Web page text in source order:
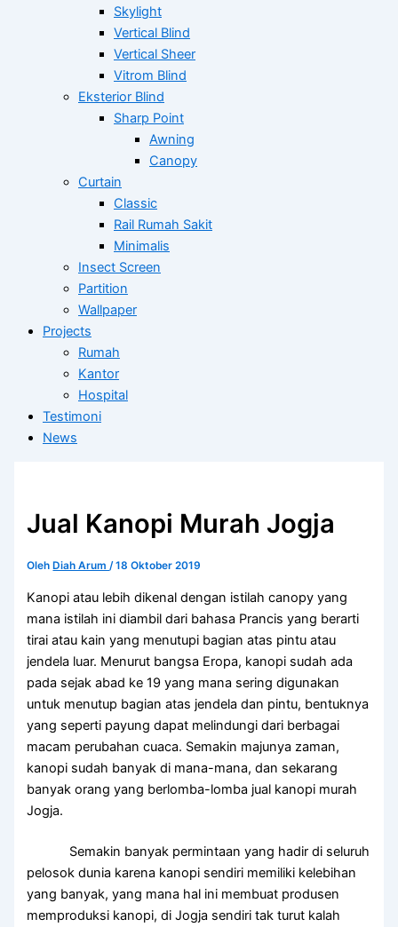
Skylight
Vertical Blind
Vertical Sheer
Vitrom Blind
Eksterior Blind
Sharp Point
Awning
Canopy
Curtain
Classic
Rail Rumah Sakit
Minimalis
Insect Screen
Partition
Wallpaper
Projects
Rumah
Kantor
Hospital
Testimoni
News
Jual Kanopi Murah Jogja
Oleh Diah Arum/18 Oktober 2019
Kanopi atau lebih dikenal dengan istilah canopy yang
mana istilah ini diambil dari bahasa Prancis yang berarti
tirai atau kain yang menutupi bagian atas pintu atau
jendela luar. Menurut bangsa Eropa, kanopi sudah ada
pada sejak abad ke 19 yang mana sering digunakan
untuk menutup bagian atas jendela dan pintu, bentuknya
yang seperti payung dapat melindungi dari berbagai
macam perubahan cuaca. Semakin majunya zaman,
kanopi sudah banyak di mana-mana, dan sekarang
banyak orang yang berlomba-lomba jual kanopi murah
Jogja.
Semakin banyak permintaan yang hadir di seluruh
pelosok dunia karena kanopi sendiri memiliki kelebihan
yang banyak, yang mana hal ini membuat produsen
memproduksi kanopi, di Jogja sendiri tak turut kalah